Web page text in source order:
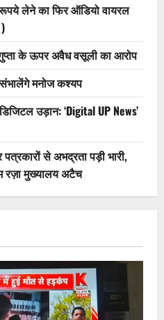
लेने का फिर ऑडियो वायरल
के ऊपर अवैध वसूली का आरोप
मनोज कश्यप
उड़ान: ‘Digital UP News’
से अभद्रता पड़ी भारी,
रज़ा मुख्यालय अटैच